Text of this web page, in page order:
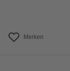
Merken